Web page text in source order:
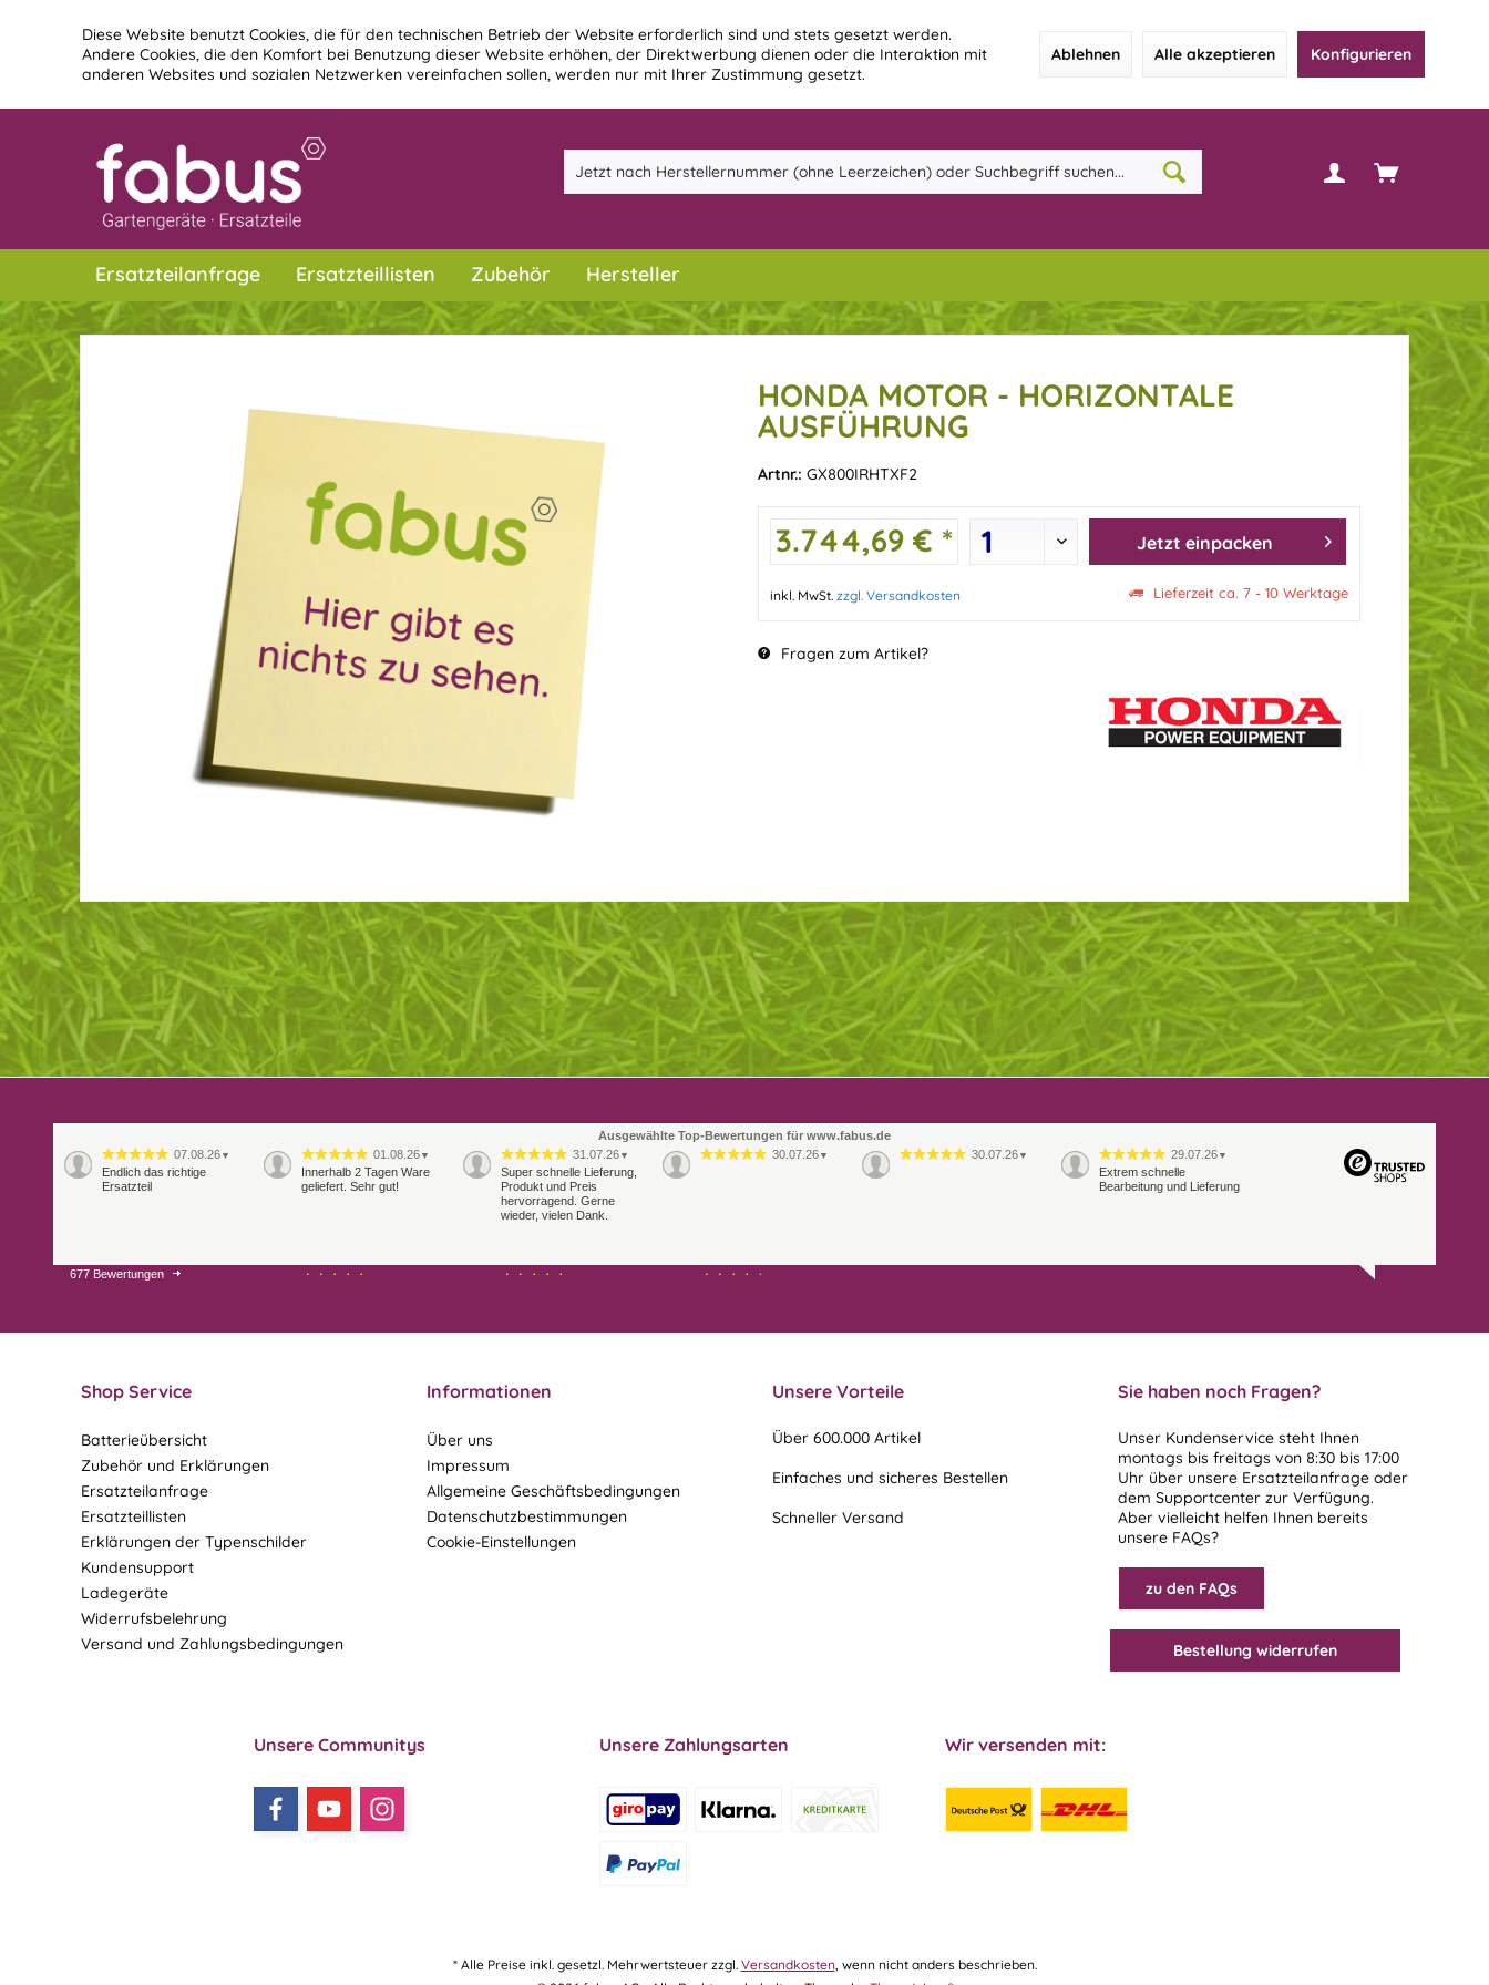
Diese Website benutzt Cookies, die für den technischen Betrieb der Website erforderlich sind und stets gesetzt werden.
Andere Cookies, die den Komfort bei Benutzung dieser Website erhöhen, der Direktwerbung dienen oder die Interaktion mit
anderen Websites und sozialen Netzwerken vereinfachen sollen, werden nur mit Ihrer Zustimmung gesetzt.
Ablehnen Alle akzeptieren Konfigurieren
Ersatzteilanfrage Ersatzteillisten Zubehör Hersteller
HONDA MOTOR - HORIZONTALE
AUSFÜHRUNG
Artnr.: GX800IRHTXF2
3.744,69 € * Jetzt einpacken
inkl. MwSt. zzgl. Versandkosten Lieferzeit ca. 7 - 10 Werktage
Fragen zum Artikel?
Ausgewählte Top-Bewertungen für www.fabus.de
07.08.26 ▼
Endlich das richtige
Ersatzteil
01.08.26 ▼
Innerhalb 2 Tagen Ware
geliefert. Sehr gut!
31.07.26 ▼
Super schnelle Lieferung,
Produkt und Preis
hervorragend. Gerne
wieder, vielen Dank.
30.07.26 ▼ 30.07.26 ▼ 29.07.26 ▼
Extrem schnelle
Bearbeitung und Lieferung
28.07.26
677 Bewertungen
Shop Service
Batterieübersicht
Zubehör und Erklärungen
Ersatzteilanfrage
Ersatzteillisten
Erklärungen der Typenschilder
Kundensupport
Ladegeräte
Widerrufsbelehrung
Versand und Zahlungsbedingungen
Informationen
Über uns
Impressum
Allgemeine Geschäftsbedingungen
Datenschutzbestimmungen
Cookie-Einstellungen
Unsere Vorteile
Über 600.000 Artikel
Einfaches und sicheres Bestellen
Schneller Versand
Sie haben noch Fragen?
Unser Kundenservice steht Ihnen
montags bis freitags von 8:30 bis 17:00
Uhr über unsere Ersatzteilanfrage oder
dem Supportcenter zur Verfügung.
Aber vielleicht helfen Ihnen bereits
unsere FAQs?
zu den FAQs
Bestellung widerrufen
Unsere Communitys Unsere Zahlungsarten Wir versenden mit:
* Alle Preise inkl. gesetzl. Mehrwertsteuer zzgl. Versandkosten, wenn nicht anders beschrieben.